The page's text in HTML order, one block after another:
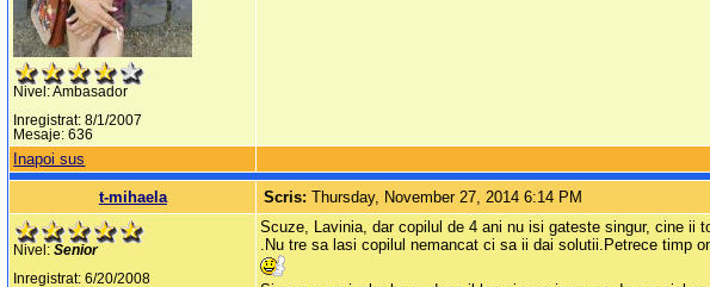
Nivel: Ambasador
Inregistrat: 8/1/2007
Mesaje: 636
Inapoi sus
t-mihaela Scris:Thursday, November 27, 2014 6:14 PM
Nivel:Senior
Inregistrat: 6/20/2008
Scuze, Lavinia, dar copilul de 4 ani nu isi gateste singur, cine
.Nu tre sa lasi copilul nemancat ci sa ii dai solutii.Petrece timp